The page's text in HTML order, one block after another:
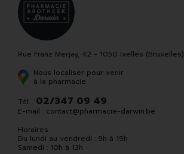
Rue Franz Merjay, 42 - 1050 Ixelles (Bruxelles)
Nous localiser pour venir
à la pharmacie
Tél. : 02/347 09 49
E-mail : contact@pharmacie-darwin.be
Horaires
Du lundi au vendredi : 9h à 19h
Samedi : 10h à 13h